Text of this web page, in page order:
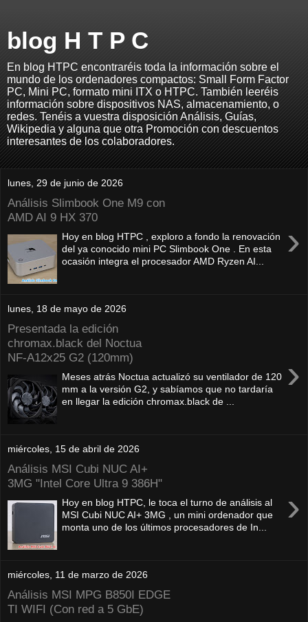
blog H T P C
En blog HTPC encontraréis toda la información sobre el
mundo de los ordenadores compactos: Small Form Factor
PC, Mini PC, formato mini ITX o HTPC. También leeréis
información sobre dispositivos NAS, almacenamiento, o
redes. Tenéis a vuestra disposición Análisis, Guías,
Wikipedia y alguna que otra Promoción con descuentos
interesantes de los colaboradores.
lunes, 29 de junio de 2026
Análisis Slimbook One M9 con
AMD AI 9 HX 370
›
Hoy en blog HTPC , exploro a fondo la renovación
del ya conocido mini PC Slimbook One . En esta
ocasión integra el procesador AMD Ryzen AI...
lunes, 18 de mayo de 2026
Presentada la edición
chromax.black del Noctua
NF‑A12x25 G2 (120mm)
›
Meses atrás Noctua actualizó su ventilador de 120
mm a la versión G2, y sabíamos que no tardaría
en llegar la edición chromax.black de ...
miércoles, 15 de abril de 2026
Análisis MSI Cubi NUC AI+
3MG "Intel Core Ultra 9 386H"
›
Hoy en blog HTPC, le toca el turno de análisis al
MSI Cubi NUC AI+ 3MG , un mini ordenador que
monta uno de los últimos procesadores de In...
miércoles, 11 de marzo de 2026
Análisis MSI MPG B850I EDGE
TI WIFI (Con red a 5 GbE)